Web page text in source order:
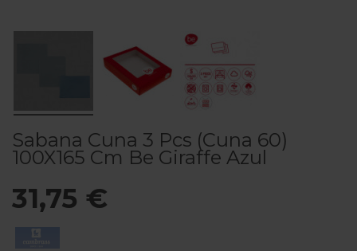
Sabana Cuna 3 Pcs (Cuna 60)
100X165 Cm Be Giraffe Azul
31,75 €